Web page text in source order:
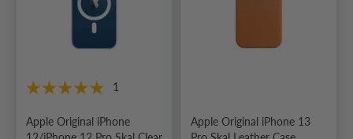
1
Apple Original iPhone
Apple Original iPhone 13